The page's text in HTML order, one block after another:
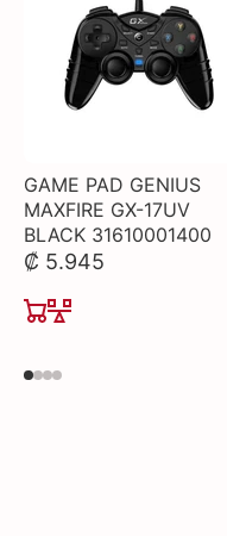
GAME PAD GENIUS
MAXFIRE GX-17UV
BLACK 31610001400
₡ 5.945